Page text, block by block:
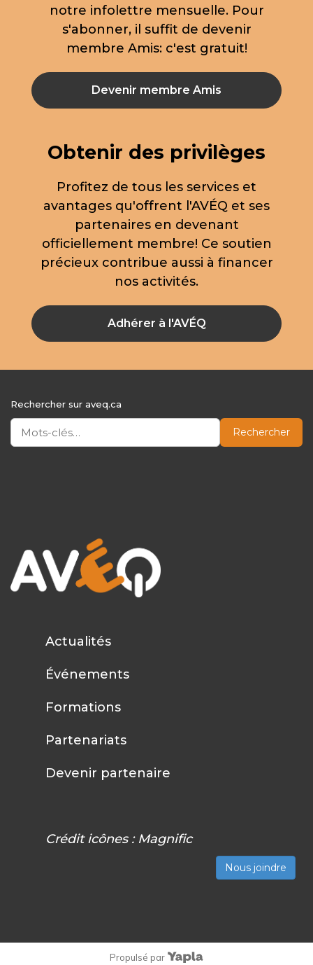
notre infolettre mensuelle. Pour
s'abonner, il suffit de devenir
membre Amis: c'est gratuit!
Devenir membre Amis
Obtenir des privilèges
Profitez de tous les services et
avantages qu'offrent l'AVÉQ et ses
partenaires en devenant
officiellement membre! Ce soutien
précieux contribue aussi à financer
nos activités.
Adhérer à l'AVÉQ
Rechercher sur aveq.ca
Rechercher
Actualités
Événements
Formations
Partenariats
Devenir partenaire
Crédit icônes : Magnific
Nous joindre
Propulsé par